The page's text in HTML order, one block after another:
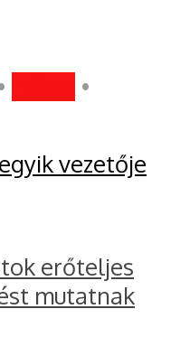
•
vezetője
erőteljes
mutatnak